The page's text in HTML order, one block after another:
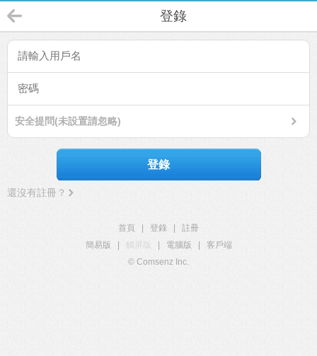
登錄
安全提問(未設置請忽略)
登錄
還沒有註冊？
首頁 登錄
註冊
簡易版
觸屏版 電腦版
客戶端
© Comsenz Inc.